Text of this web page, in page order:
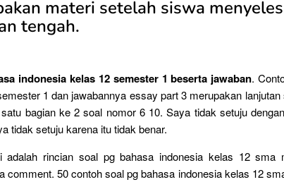
materi setelah siswa
tengah.
indonesia kelas 12 semester 1 beserta jawaban.
1 dan jawabannya essay part 3 merupakan
bagian ke 2 soal nomor 6 10. Saya tidak setuju
tidak setuju karena itu tidak benar.
adalah rincian soal pg bahasa indonesia kelas 12
comment. 50 contoh soal pg bahasa indonesia kelas 12